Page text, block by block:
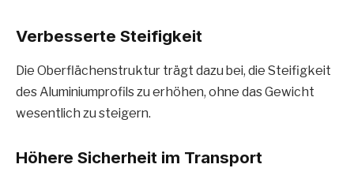
Verbesserte Steifigkeit
Die Oberflächenstruktur trägt dazu bei, die Steifigkeit
des Aluminiumprofils zu erhöhen, ohne das Gewicht
wesentlich zu steigern.
Höhere Sicherheit im Transport